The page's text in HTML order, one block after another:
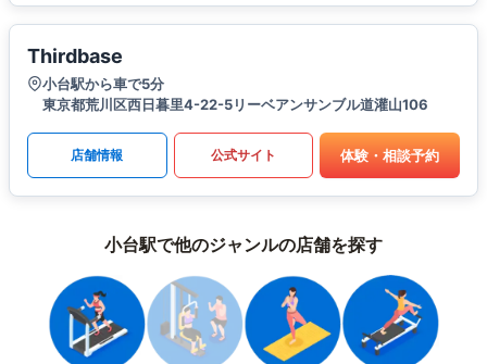
Thirdbase
小台駅から車で5分
東京都荒川区西日暮里4-22-5リーベアンサンブル道灌山106
店舗情報 公式サイト 体験・相談予約
小台駅で他のジャンルの店舗を探す